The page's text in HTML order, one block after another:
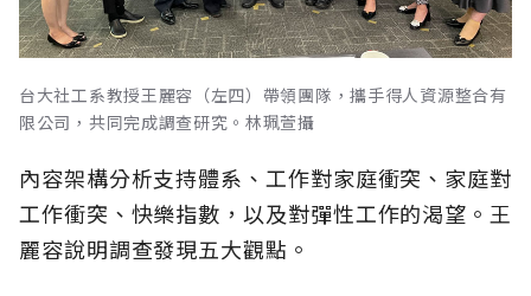
台大社工系教授王麗容（左四）帶領團隊，攜手得人資源整合有
限公司，共同完成調查研究。林珮萱攝
內容架構分析支持體系、工作對家庭衝突、家庭對
工作衝突、快樂指數，以及對彈性工作的渴望。王
麗容說明調查發現五大觀點。